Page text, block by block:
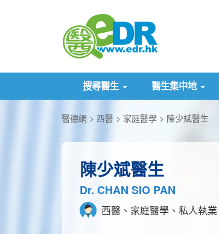
搜尋醫生 醫生集中地
醫德網 西醫 家庭醫學 陳少斌醫生
陳少斌醫生
Dr. CHAN SIO PAN
西醫、家庭醫學、私人執業